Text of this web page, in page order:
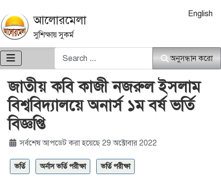
আলোরমেলা
সুশিক্ষায় সুকর্ম
আপনার ভাষা
English
অনুসন্ধান করো
অনুসন্ধান করো
জাতীয় কবি কাজী নজরুল ইসলাম
বিশ্ববিদ্যালয়ে অনার্স ১ম বর্ষ ভর্তি
বিজ্ঞপ্তি
বিশদসর্বশেষ আপডেট করা হয়েছে 29 অক্টোবার 2022
ভর্তি অর্নাস ভর্তি পরীক্ষা ভর্তি পরীক্ষা